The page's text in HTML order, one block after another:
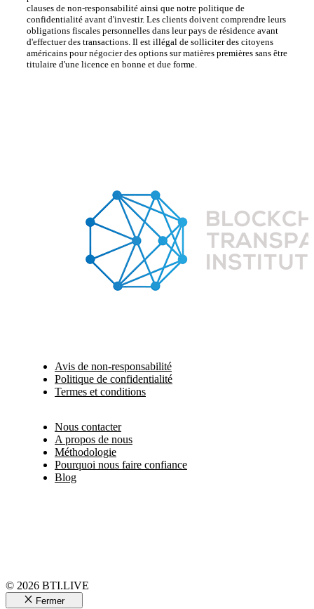
clauses de non-responsabilité ainsi que notre politique de
confidentialité avant d'investir. Les clients doivent comprendre leurs
obligations fiscales personnelles dans leur pays de résidence avant
d'effectuer des transactions. Il est illégal de solliciter des citoyens
américains pour négocier des options sur matières premières sans être
titulaire d'une licence en bonne et due forme.
Avis de non-responsabilité
Politique de confidentialité
Termes et conditions
Nous contacter
A propos de nous
Méthodologie
Pourquoi nous faire confiance
Blog
© 2026 BTI.LIVE
Fermer